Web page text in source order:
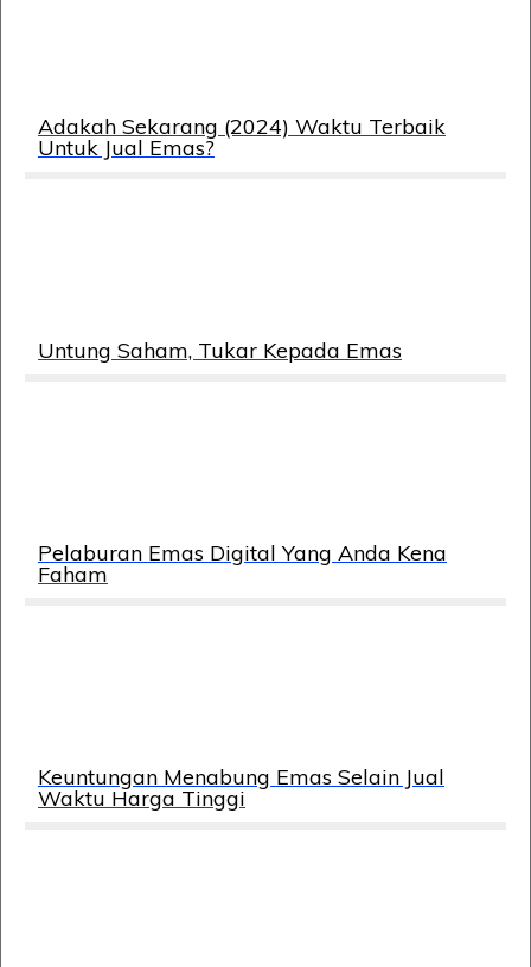
Adakah Sekarang (2024) Waktu Terbaik
Untuk Jual Emas?
Untung Saham, Tukar Kepada Emas
Pelaburan Emas Digital Yang Anda Kena
Faham
Keuntungan Menabung Emas Selain Jual
Waktu Harga Tinggi